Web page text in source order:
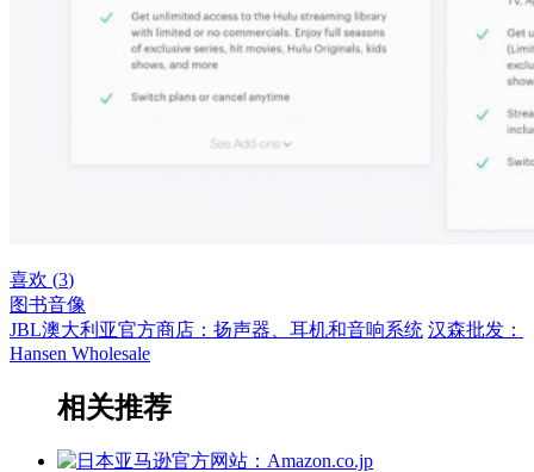
喜欢 (3)
图书音像
JBL澳大利亚官方商店：扬声器、耳机和音响系统 汉森批发：
Hansen Wholesale
相关推荐